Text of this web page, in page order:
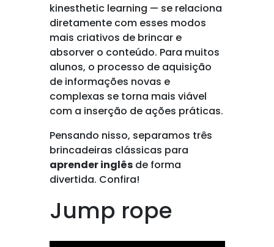
kinesthetic learning — se relaciona
diretamente com esses modos
mais criativos de brincar e
absorver o conteúdo. Para muitos
alunos, o processo de aquisição
de informações novas e
complexas se torna mais viável
com a inserção de ações práticas.
Pensando nisso, separamos três
brincadeiras clássicas para
aprender inglêsde forma
divertida. Confira!
Jump rope